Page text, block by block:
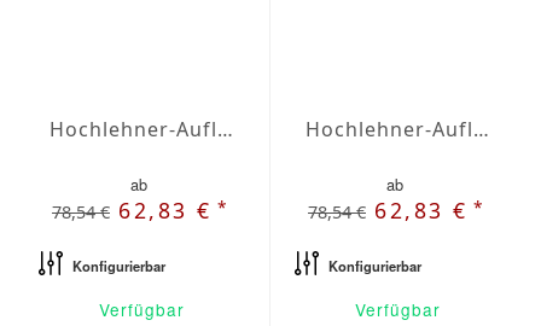
Hochlehner-Auflagen Agora Plains Terracota
ab
78,54 € 62,83 €*
Konfigurierbar
Verfügbar
Hochlehner-Auflagen Agora Plains Verde Claro
ab
78,54 € 62,83 €*
Konfigurierbar
Verfügbar